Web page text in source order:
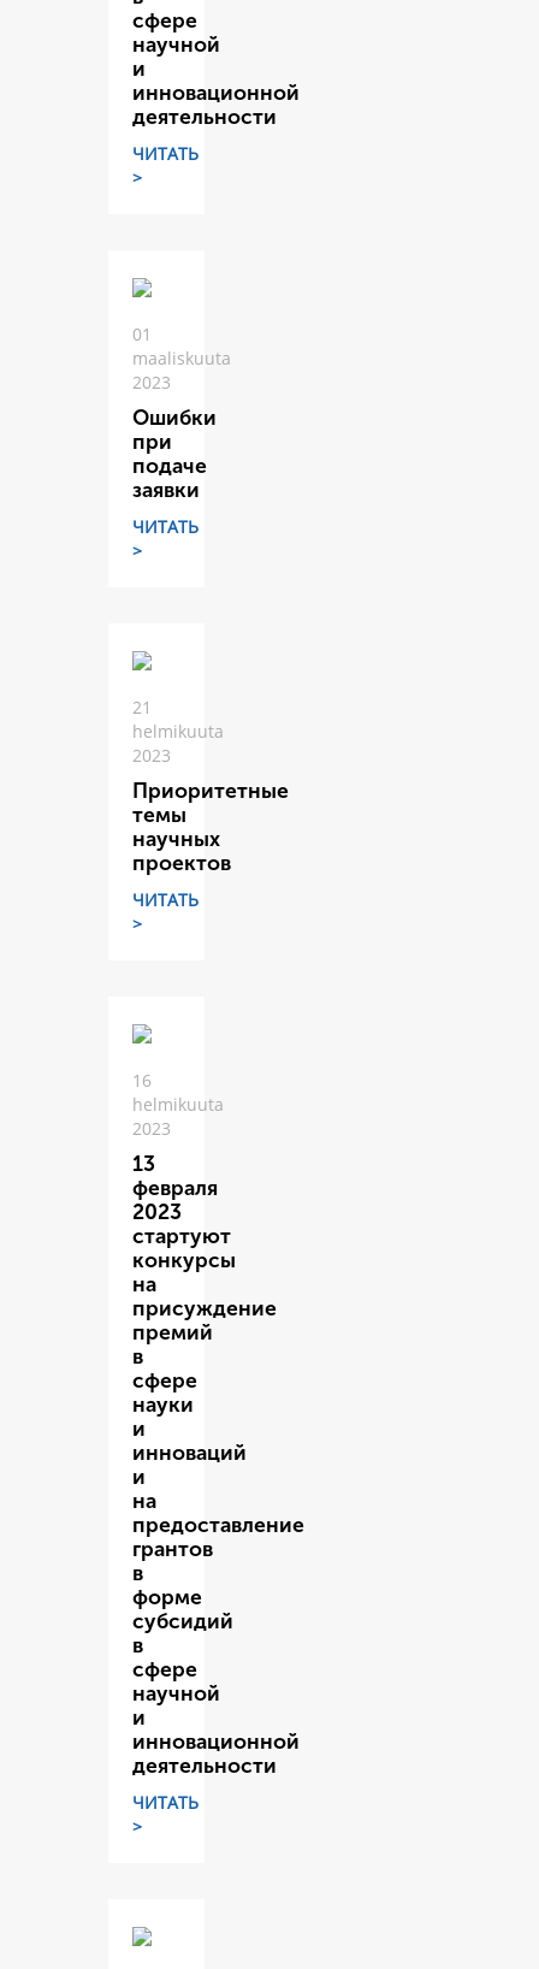
сфере
научной
и
инновационной
деятельности
ЧИТАТЬ
>
01
maaliskuuta
2023
Ошибки
при
подаче
заявки
ЧИТАТЬ
>
21
helmikuuta
2023
Приоритетные
темы
научных
проектов
ЧИТАТЬ
>
16
helmikuuta
2023
13
февраля
2023
стартуют
конкурсы
на
присуждение
премий
в
сфере
науки
и
инноваций
и
на
предоставление
грантов
в
форме
субсидий
в
сфере
научной
и
инновационной
деятельности
ЧИТАТЬ
>